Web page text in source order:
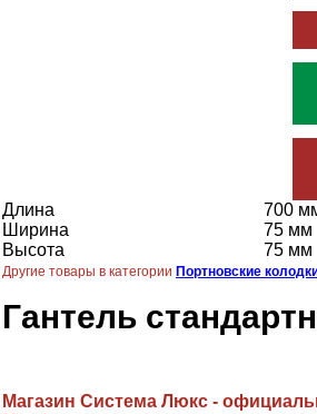
Длина
700
Ширина
75 мм
Высота
75 мм
Другие товары в категории Портновские
Гантель
Магазин Система Люкс -